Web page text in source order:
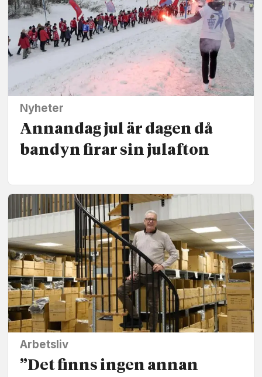
Nyheter
Annandag jul är dagen då
bandyn firar sin julafton
Arbetsliv
”Det finns ingen annan